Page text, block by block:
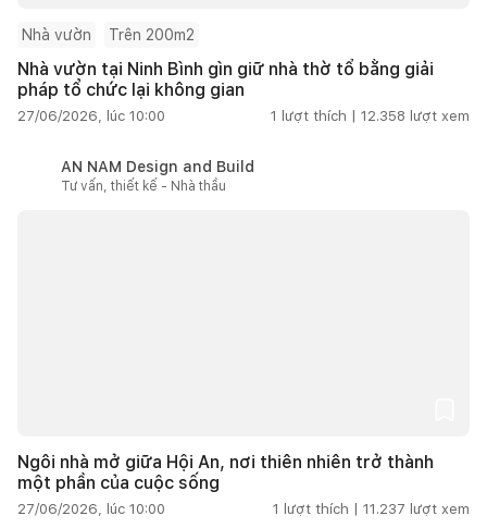
Nhà vườn Trên 200m2
Nhà vườn tại Ninh Bình gìn giữ nhà thờ tổ bằng giải
pháp tổ chức lại không gian
27/06/2026, lúc 10:00 1 lượt thích | 12.358 lượt xem
AN NAM Design and Build
Tư vấn, thiết kế - Nhà thầu
Ngôi nhà mở giữa Hội An, nơi thiên nhiên trở thành
một phần của cuộc sống
27/06/2026, lúc 10:00 1 lượt thích | 11.237 lượt xem